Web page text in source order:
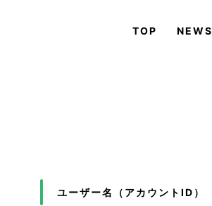
TOP NEWS
ユーザー名（アカウントID）